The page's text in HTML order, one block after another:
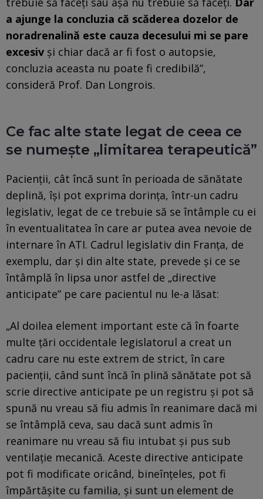
a ajunge la concluzia că scăderea dozelor de
noradrenalină este cauza decesului mi se pare
excesiv şi chiar dacă ar fi fost o autopsie,
concluzia aceasta nu poate fi credibilă”,
consideră Prof. Dan Longrois.
Ce fac alte state legat de ceea ce
se numeşte „limitarea terapeutică”
Pacienţii, cât încă sunt în perioada de sănătate
deplină, îşi pot exprima dorinţa, într-un cadru
legislativ, legat de ce trebuie să se întâmple cu ei
în eventualitatea în care ar putea avea nevoie de
internare în ATI. Cadrul legislativ din Franţa, de
exemplu, dar şi din alte state, prevede şi ce se
întâmplă în lipsa unor astfel de „directive
anticipate” pe care pacientul nu le-a lăsat:
„Al doilea element important este că în foarte
multe ţări occidentale legislatorul a creat un
cadru care nu este extrem de strict, în care
pacienţii, când sunt încă în plină sănătate pot să
scrie directive anticipate pe un registru şi pot să
spună nu vreau să fiu admis în reanimare dacă mi
se întâmplă ceva, sau dacă sunt admis în
reanimare nu vreau să fiu intubat şi pus sub
ventilaţie mecanică. Aceste directive anticipate
pot fi modificate oricând, bineînţeles, pot fi
împărtăşite cu familia, şi sunt un element de